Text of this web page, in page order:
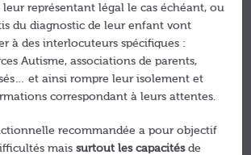
représentant légal le cas échéant, ou
du diagnostic de leur enfant vont
à des interlocuteurs spécifiques :
Autisme, associations de parents,
et ainsi rompre leur isolement et
correspondant à leurs attentes.
recommandée a pour objectif
maissurtout les capacitésde